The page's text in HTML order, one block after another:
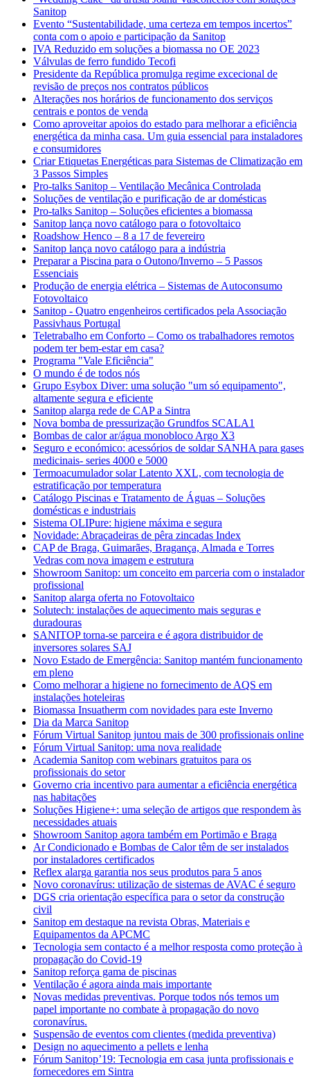
Sanitop
Evento “Sustentabilidade, uma certeza em tempos incertos”
conta com o apoio e participação da Sanitop
IVA Reduzido em soluções a biomassa no OE 2023
Válvulas de ferro fundido Tecofi
Presidente da República promulga regime excecional de
revisão de preços nos contratos públicos
Alterações nos horários de funcionamento dos serviços
centrais e pontos de venda
Como aproveitar apoios do estado para melhorar a eficiência
energética da minha casa. Um guia essencial para instaladores
e consumidores
Criar Etiquetas Energéticas para Sistemas de Climatização em
3 Passos Simples
Pro-talks Sanitop – Ventilação Mecânica Controlada
Soluções de ventilação e purificação de ar domésticas
Pro-talks Sanitop – Soluções eficientes a biomassa
Sanitop lança novo catálogo para o fotovoltaico
Roadshow Henco – 8 a 17 de fevereiro
Sanitop lança novo catálogo para a indústria
Preparar a Piscina para o Outono/Inverno – 5 Passos
Essenciais
Produção de energia elétrica – Sistemas de Autoconsumo
Fotovoltaico
Sanitop - Quatro engenheiros certificados pela Associação
Passivhaus Portugal
Teletrabalho em Conforto – Como os trabalhadores remotos
podem ter bem-estar em casa?
Programa "Vale Eficiência"
O mundo é de todos nós
Grupo Esybox Diver: uma solução "um só equipamento",
altamente segura e eficiente
Sanitop alarga rede de CAP a Sintra
Nova bomba de pressurização Grundfos SCALA1
Bombas de calor ar/água monobloco Argo X3
Seguro e económico: acessórios de soldar SANHA para gases
medicinais- series 4000 e 5000
Termoacumulador solar Latento XXL, com tecnologia de
estratificação por temperatura
Catálogo Piscinas e Tratamento de Águas – Soluções
domésticas e industriais
Sistema OLIPure: higiene máxima e segura
Novidade: Abraçadeiras de pêra zincadas Index
CAP de Braga, Guimarães, Bragança, Almada e Torres
Vedras com nova imagem e estrutura
Showroom Sanitop: um conceito em parceria com o instalador
profissional
Sanitop alarga oferta no Fotovoltaico
Solutech: instalações de aquecimento mais seguras e
duradouras
SANITOP torna-se parceira e é agora distribuidor de
inversores solares SAJ
Novo Estado de Emergência: Sanitop mantém funcionamento
em pleno
Como melhorar a higiene no fornecimento de AQS em
instalações hoteleiras
Biomassa Insuatherm com novidades para este Inverno
Dia da Marca Sanitop
Fórum Virtual Sanitop juntou mais de 300 profissionais online
Fórum Virtual Sanitop: uma nova realidade
Academia Sanitop com webinars gratuitos para os
profissionais do setor
Governo cria incentivo para aumentar a eficiência energética
nas habitações
Soluções Higiene+: uma seleção de artigos que respondem às
necessidades atuais
Showroom Sanitop agora também em Portimão e Braga
Ar Condicionado e Bombas de Calor têm de ser instalados
por instaladores certificados
Reflex alarga garantia nos seus produtos para 5 anos
Novo coronavírus: utilização de sistemas de AVAC é seguro
DGS cria orientação específica para o setor da construção
civil
Sanitop em destaque na revista Obras, Materiais e
Equipamentos da APCMC
Tecnologia sem contacto é a melhor resposta como proteção à
propagação do Covid-19
Sanitop reforça gama de piscinas
Ventilação é agora ainda mais importante
Novas medidas preventivas. Porque todos nós temos um
papel importante no combate à propagação do novo
coronavírus.
Suspensão de eventos com clientes (medida preventiva)
Design no aquecimento a pellets e lenha
Fórum Sanitop’19: Tecnologia em casa junta profissionais e
fornecedores em Sintra